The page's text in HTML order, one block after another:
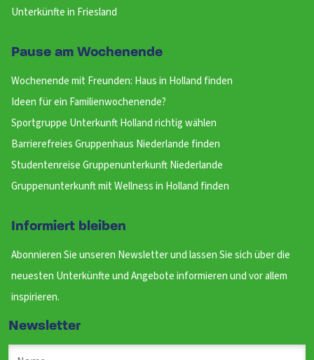
Unterkünfte in Friesland
Pause am Wochenende
Wochenende mit Freunden: Haus in Holland finden
Ideen für ein Familienwochenende?
Sportgruppe Unterkunft Holland richtig wählen
Barrierefreies Gruppenhaus Niederlande finden
Studentenreise Gruppenunterkunft Niederlande
Gruppenunterkunft mit Wellness in Holland finden
Informiert bleiben
Abonnieren Sie unseren Newsletter und lassen Sie sich über die
neuesten Unterkünfte und Angebote informieren und vor allem
inspirieren.
Newsletter